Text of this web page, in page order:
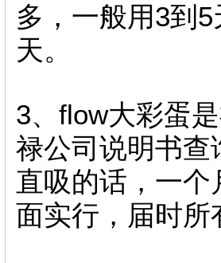
多，一般用3到
天。
3、flow大彩蛋
禄公司说明书查
直吸的话，一
面实行，届时所